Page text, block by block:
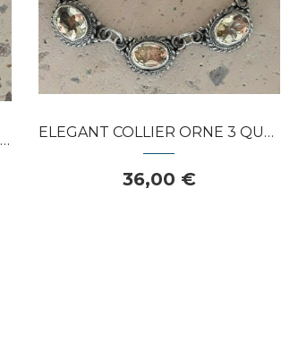
APERÇU RAPIDE
ELEGANT COLLIER ORNE 3 QUARTZ JAUNE...
36,00 €